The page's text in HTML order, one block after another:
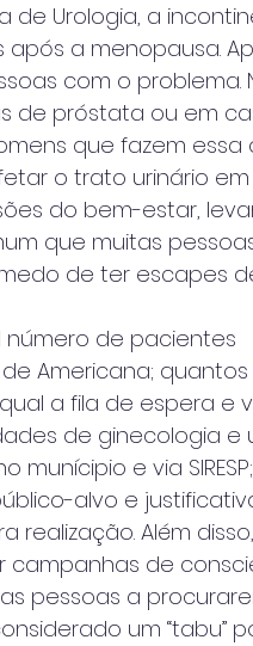
Urologia, a
após a menopausa.
com o problema.
de próstata ou em
que fazem
o trato urinário em
do bem-estar,
que muitas
de ter escapes
número de pacientes
Americana; quantos
a fila de espera e
de ginecologia e
e via
alvo e
Além
de
pessoas a
um “tabu”